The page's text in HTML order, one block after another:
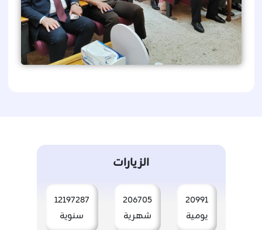
الزيارات
20991
يومية
206705
شهرية
12197287
سنوية